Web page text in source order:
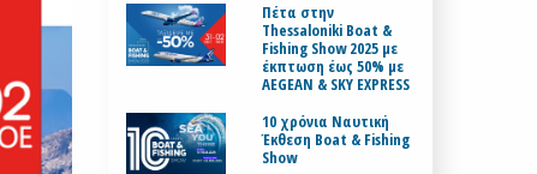
Πέτα στην
Thessaloniki Boat &
Fishing Show 2025 με
έκπτωση έως 50% με
AEGEAN & SKY EXPRESS
10 χρόνια Ναυτική
Έκθεση Boat & Fishing
Show